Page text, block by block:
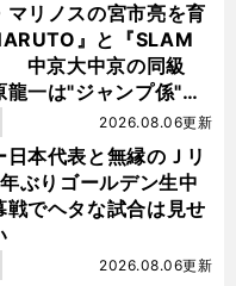
マリノスの宮市亮を育
』と『SLAM
中京大中京の同級
龍一は"ジャンプ係"だ
日本代表と無縁のＪリ
ぶりゴールデン生中
戦でヘタな試合は見せ
2026.08.06更新
2026.08.06更新